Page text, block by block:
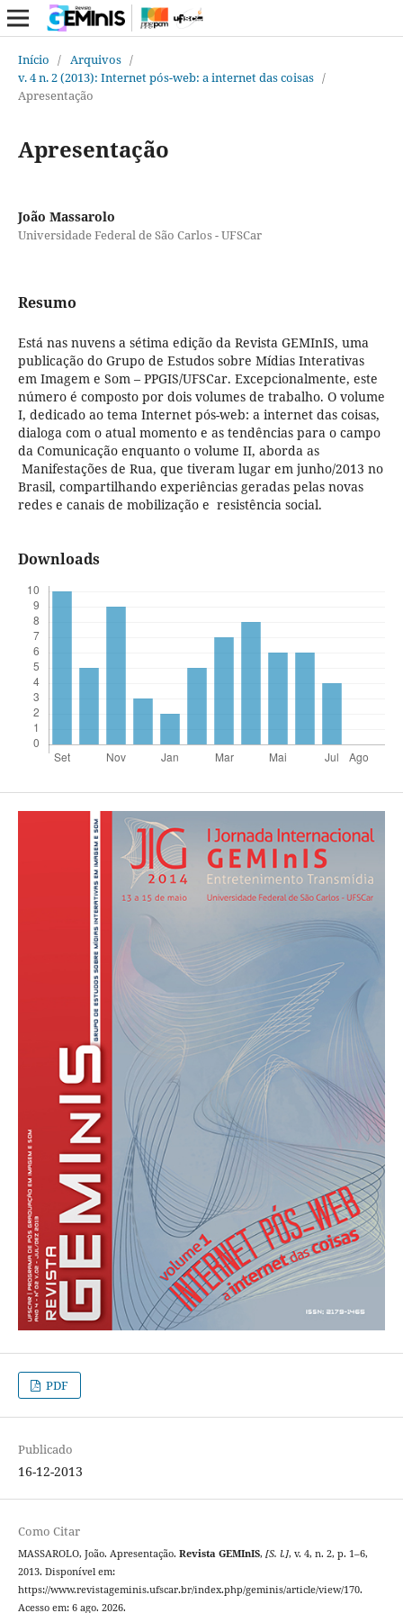
Início / Arquivos /
v. 4 n. 2 (2013): Internet pós-web: a internet das coisas /
Apresentação
Apresentação
João Massarolo
Universidade Federal de São Carlos - UFSCar
Resumo
Está nas nuvens a sétima edição da Revista GEMInIS, uma
publicação do Grupo de Estudos sobre Mídias Interativas
em Imagem e Som – PPGIS/UFSCar. Excepcionalmente, este
número é composto por dois volumes de trabalho. O volume
I, dedicado ao tema Internet pós-web: a internet das coisas,
dialoga com o atual momento e as tendências para o campo
da Comunicação enquanto o volume II, aborda as
Manifestações de Rua, que tiveram lugar em junho/2013 no
Brasil, compartilhando experiências geradas pelas novas
redes e canais de mobilização e resistência social.
Downloads
PDF
Publicado
16-12-2013
Como Citar
MASSAROLO, João. Apresentação. Revista GEMInIS, [S. l.], v. 4, n. 2, p. 1–6,
2013. Disponível em:
https://www.revistageminis.ufscar.br/index.php/geminis/article/view/170.
Acesso em: 6 ago. 2026.